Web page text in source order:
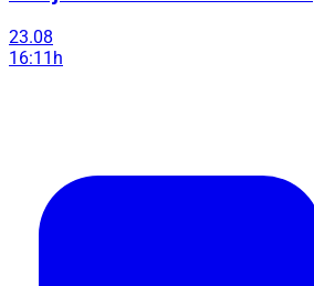
23.08
16:11h